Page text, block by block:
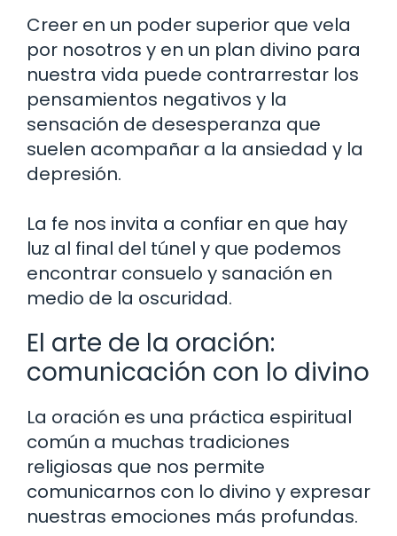
Creer en un poder superior que vela
por nosotros y en un plan divino para
nuestra vida puede contrarrestar los
pensamientos negativos y la
sensación de desesperanza que
suelen acompañar a la ansiedad y la
depresión.
La fe nos invita a confiar en que hay
luz al final del túnel y que podemos
encontrar consuelo y sanación en
medio de la oscuridad.
El arte de la oración:
comunicación con lo divino
La oración es una práctica espiritual
común a muchas tradiciones
religiosas que nos permite
comunicarnos con lo divino y expresar
nuestras emociones más profundas.